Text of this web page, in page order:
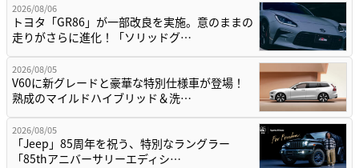
2026/08/06
トヨタ「GR86」が一部改良を実施。意のままの
走りがさらに進化！「ソリッドグ…
2026/08/05
V60に新グレードと豪華な特別仕様車が登場！
熟成のマイルドハイブリッド＆洗…
2026/08/05
「Jeep」85周年を祝う、特別なラングラー
「85thアニバーサリーエディシ…